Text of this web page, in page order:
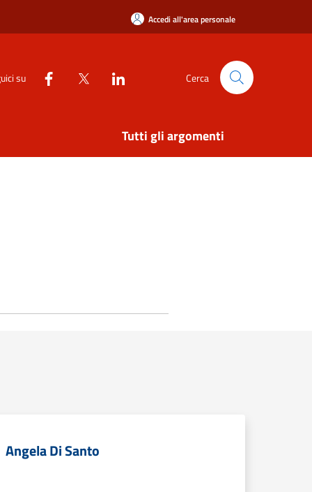
Accedi all'area personale
su Cerca
Tutti gli argomenti
Angela Di Santo